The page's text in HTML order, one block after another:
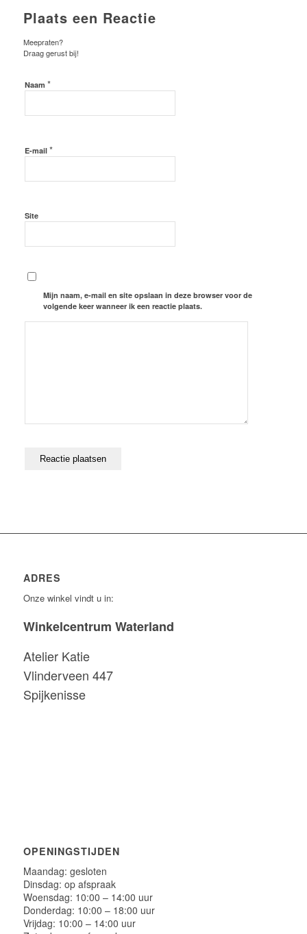
Plaats een Reactie
Meepraten?
Draag gerust bij!
Naam *
E-mail *
Site
Mijn naam, e-mail en site opslaan in deze browser voor de
volgende keer wanneer ik een reactie plaats.
ADRES
Onze winkel vindt u in:
Winkelcentrum Waterland
Atelier Katie
Vlinderveen 447
Spijkenisse
OPENINGSTIJDEN
Maandag: gesloten
Dinsdag: op afspraak
Woensdag: 10:00 – 14:00 uur
Donderdag: 10:00 – 18:00 uur
Vrijdag: 10:00 – 14:00 uur